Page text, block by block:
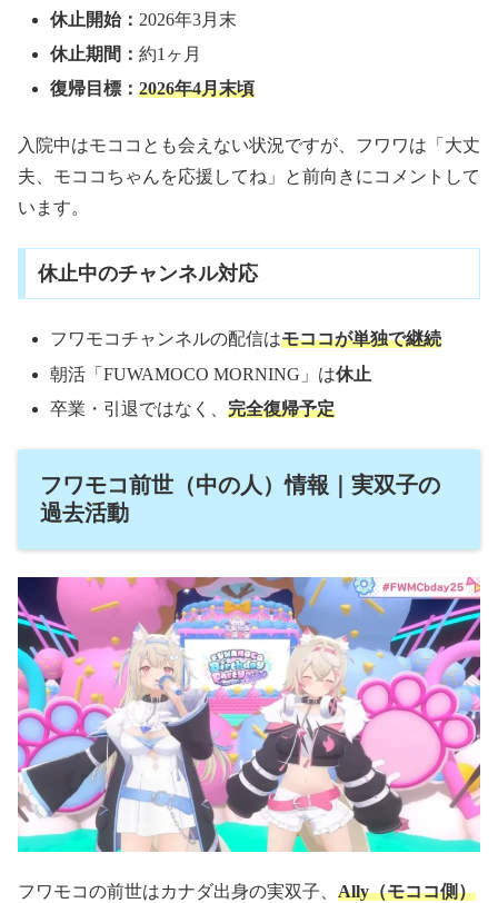
休止開始： 2026年3月末
休止期間：約1ヶ月
復帰目標：2026年4月末頃
入院中はモココとも会えない状況ですが、フワワは「大丈
夫、モココちゃんを応援してね」と前向きにコメントして
います。
休止中のチャンネル対応
フワモコチャンネルの配信はモココが単独で継続
朝活「FUWAMOCO MORNING」は休止
卒業・引退ではなく、完全復帰予定
フワモコ前世（中の人）情報｜実双子の
過去活動
フワモコの前世はカナダ出身の実双子、 Ally（モココ側）